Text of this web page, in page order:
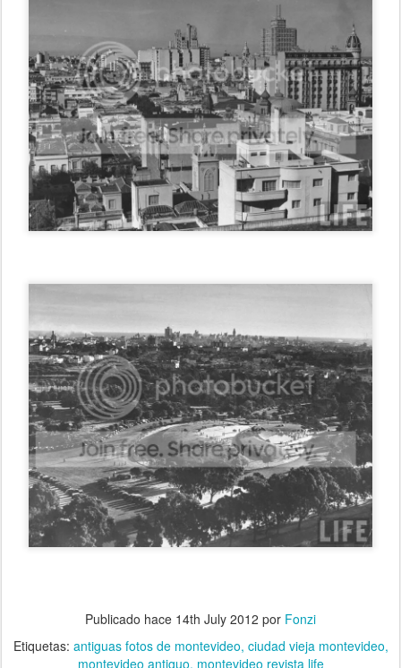
Publicado hace 14th July 2012 por Fonzi
Etiquetas: antiguas fotos de montevideo ciudad vieja montevideo
montevideo antiguo montevideo revista life